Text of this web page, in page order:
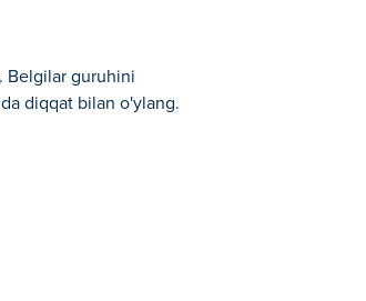
Belgilar guruhini
diqqat bilan o'ylang.
foydalaning